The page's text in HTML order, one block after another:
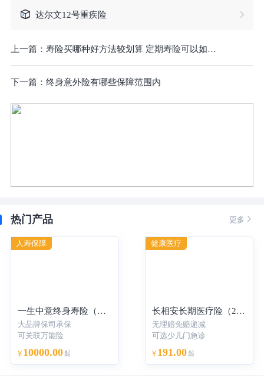
达尔文12号重疾险
上一篇： 寿险买哪种好方法较划算 定期寿险可以如何运用
下一篇： 终身意外险有哪些保障范围内
热门产品 更多 
一生中意终身寿险（分红型）-年交
大品牌保司承保
可关联万能险
¥ 10000.00 起
人寿保障
长相安长期医疗险（20年保证续保）—个人版
无理赔免赔递减
可选少儿门急诊
¥ 191.00 起
健康医疗